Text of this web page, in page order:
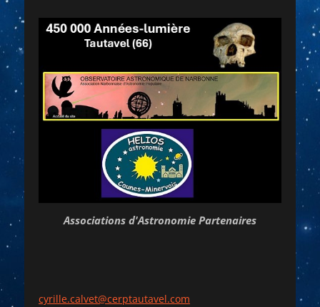
Associations d'Astronomie Partenaires
cyrille.calvet@cerptautavel.com